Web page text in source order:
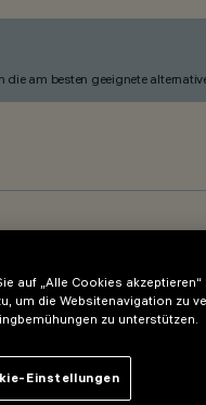
am besten geeignete
- ON-OFF
auf „Alle Cookies
um die Websitenavigation zu
zu unterstützen.
Einstellungen